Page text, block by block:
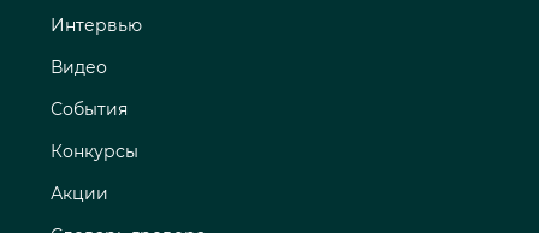
Интервью
Видео
События
Конкурсы
Акции